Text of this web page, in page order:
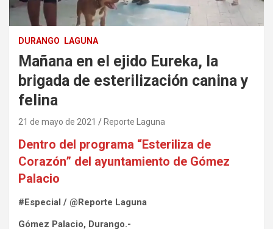
DURANGO LAGUNA
Mañana en el ejido Eureka, la
brigada de esterilización canina y
felina
21 de mayo de 2021 Reporte Laguna
Dentro del programa “Esteriliza de
Corazón” del ayuntamiento de Gómez
Palacio
#Especial / @Reporte Laguna
Gómez Palacio, Durango.-